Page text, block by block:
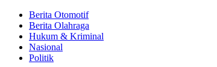
Berita Otomotif
Berita Olahraga
Hukum & Kriminal
Nasional
Politik